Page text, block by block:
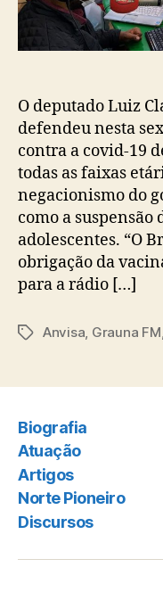
O deputado Luiz
defendeu nesta
contra a covid-19
todas as faixas
negacionismo do
como a suspensão
adolescentes. “O
obrigação da
para a rádio […]
TagsAnvisa, Grauna FM,
Biografia
Atuação
Artigos
Norte Pioneiro
Discursos